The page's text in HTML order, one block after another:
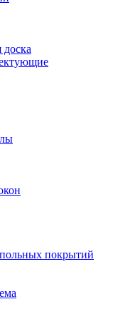
доска
покрытий